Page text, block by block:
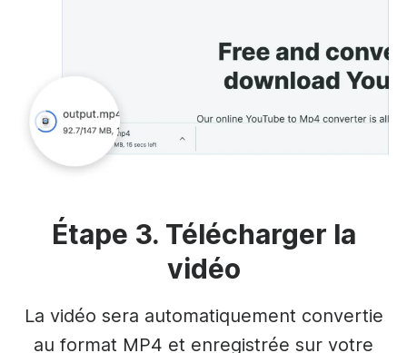
Étape 3. Télécharger la
vidéo
La vidéo sera automatiquement convertie
au format MP4 et enregistrée sur votre